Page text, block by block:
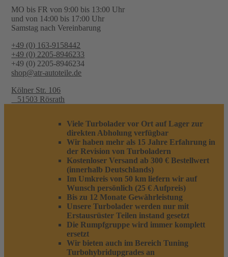
MO bis FR von 9:00 bis 13:00 Uhr
und von 14:00 bis 17:00 Uhr
Samstag nach Vereinbarung
+49 (0) 163-9158442
+49 (0) 2205-8946233
+49 (0) 2205-8946234
shop@atr-autoteile.de
Kölner Str. 106
51503 Rösrath
Viele Turbolader vor Ort auf Lager zur
direkten Abholung verfügbar
Wir haben mehr als 15 Jahre Erfahrung in
der Revision von Turboladern
Kostenloser Versand ab 300 € Bestellwert
(innerhalb Deutschlands)
Im Umkreis von 50 km liefern wir auf
Wunsch persönlich (25 € Aufpreis)
Bis zu 12 Monate Gewährleistung
Unsere Turbolader werden nur mit
Erstausrüster Teilen instand gesetzt
Die Rumpfgruppe wird immer komplett
ersetzt
Wir bieten auch im Bereich Tuning
Turbohybridupgrades an